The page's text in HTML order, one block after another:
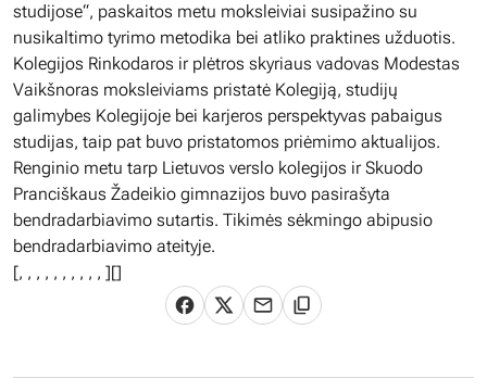
studijose“, paskaitos metu moksleiviai susipažino su
nusikaltimo tyrimo metodika bei atliko praktines užduotis.
Kolegijos Rinkodaros ir plėtros skyriaus vadovas Modestas
Vaikšnoras moksleiviams pristatė Kolegiją, studijų
galimybes Kolegijoje bei karjeros perspektyvas pabaigus
studijas, taip pat buvo pristatomos priėmimo aktualijos.
Renginio metu tarp Lietuvos verslo kolegijos ir Skuodo
Pranciškaus Žadeikio gimnazijos buvo pasirašyta
bendradarbiavimo sutartis. Tikimės sėkmingo abipusio
bendradarbiavimo ateityje.
[, , , , , , , , , , ][]